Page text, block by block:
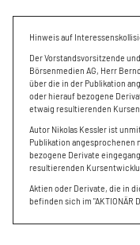
Hinweis auf
Der Vorstandsvorsitzende
Börsenmedien AG, Herr
über die in der Publikation
oder hierauf bezogene
etwaig resultierenden
Autor Nikolas Kessler ist
Publikation
bezogene Derivate
resultierenden
Aktien oder Derivate, die in
befinden sich im "AKTIONÄR